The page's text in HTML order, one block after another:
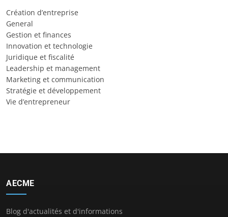
Création d’entreprise
General
Gestion et finances
Innovation et technologie
Juridique et fiscalité
Leadership et management
Marketing et communication
Stratégie et développement
Vie d’entrepreneur
AECME
Blog d'actualités et d'informations